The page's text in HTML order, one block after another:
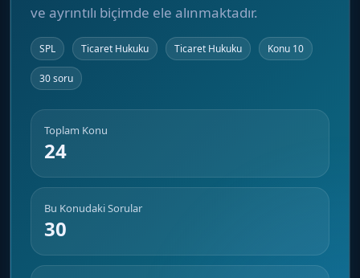
ve ayrıntılı biçimde ele alınmaktadır.
SPL Ticaret Hukuku Ticaret Hukuku Konu 10
30 soru
Toplam Konu
24
Bu Konudaki Sorular
30